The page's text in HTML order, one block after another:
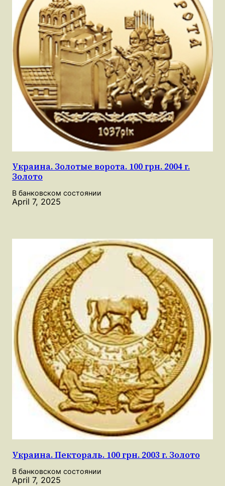
Украина. Золотые ворота. 100 грн. 2004 г.
Золото
В банковском состоянии
April 7, 2025
Украина. Пектораль. 100 грн. 2003 г. Золото
В банковском состоянии
April 7, 2025